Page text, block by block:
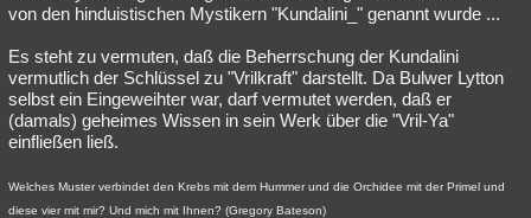
von den hinduistischen Mystikern "Kundalini_" genannt wurde ...
Es steht zu vermuten, daß die Beherrschung der Kundalini
vermutlich der Schlüssel zu "Vrilkraft" darstellt. Da Bulwer Lytton
selbst ein Eingeweihter war, darf vermutet werden, daß er
(damals) geheimes Wissen in sein Werk über die "Vril-Ya"
einfließen ließ.
Welches Muster verbindet den Krebs mit dem Hummer und die Orchidee mit der Primel und
diese vier mit mir? Und mich mit Ihnen? (Gregory Bateson)